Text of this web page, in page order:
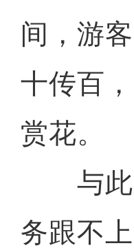
间，游
十传百
赏花。
与此
务跟不